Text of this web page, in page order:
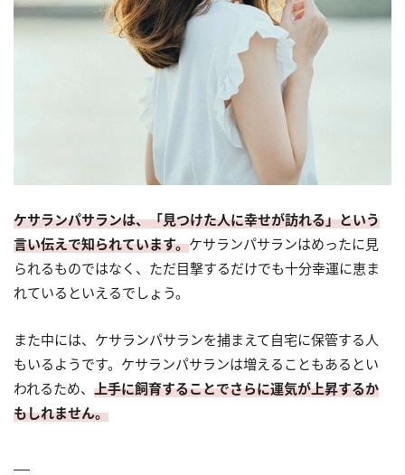
ケサランパサランは、「見つけた人に幸せが訪れる」という
言い伝えで知られています。ケサランパサランはめったに見
られるものではなく、ただ目撃するだけでも十分幸運に恵ま
れているといえるでしょう。
また中には、ケサランパサランを捕まえて自宅に保管する人
もいるようです。ケサランパサランは増えることもあるとい
われるため、 上手に飼育することでさらに運気が上昇するか
もしれません。